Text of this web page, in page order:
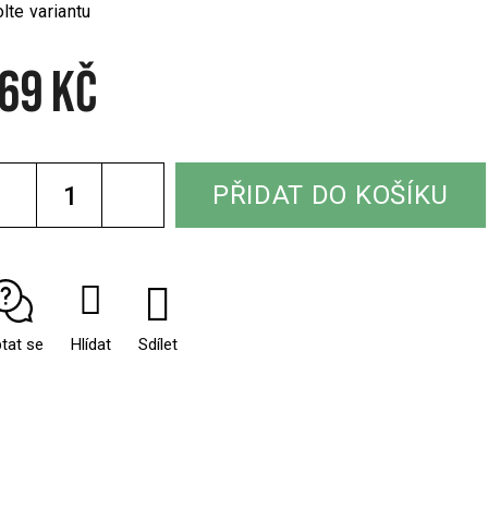
Kč
variantu
PŘIDAT DO KOŠÍKU
se Hlídat Sdílet